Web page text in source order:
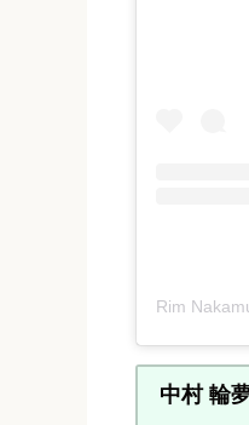
Rim
中村 輪